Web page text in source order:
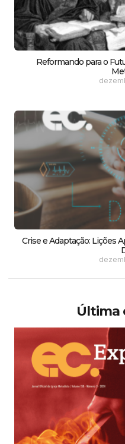
Reformando para o
Crise e Adaptação: Lições
Última